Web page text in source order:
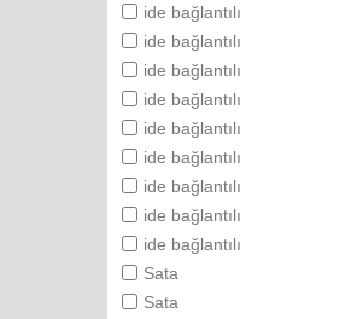
ide bağlantılı
ide bağlantılı
ide bağlantılı
ide bağlantılı
ide bağlantılı
ide bağlantılı
ide bağlantılı
ide bağlantılı
ide bağlantılı
Sata
Sata